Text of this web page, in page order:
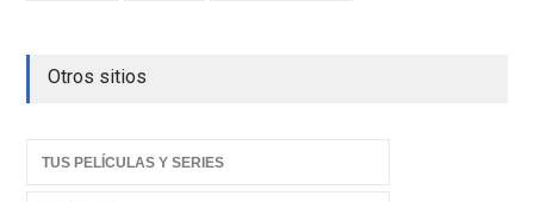
Otros sitios
TUS PELÍCULAS Y SERIES